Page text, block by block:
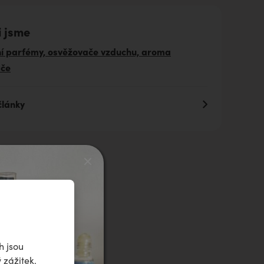
jsou
zážitek.
jsme
parfémy, osvěžovače vzduchu, aroma